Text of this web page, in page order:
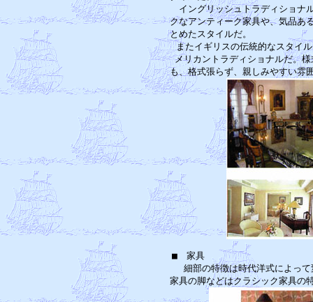
イングリッシュトラディショナ
クなアンティーク家具や、気品あ
とめた
またイギリスの伝統的なスタイ
メリカントラディショナルだ。
■
細部の特徴は時代洋式によって